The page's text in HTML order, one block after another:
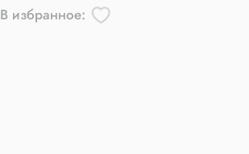
В избранное: